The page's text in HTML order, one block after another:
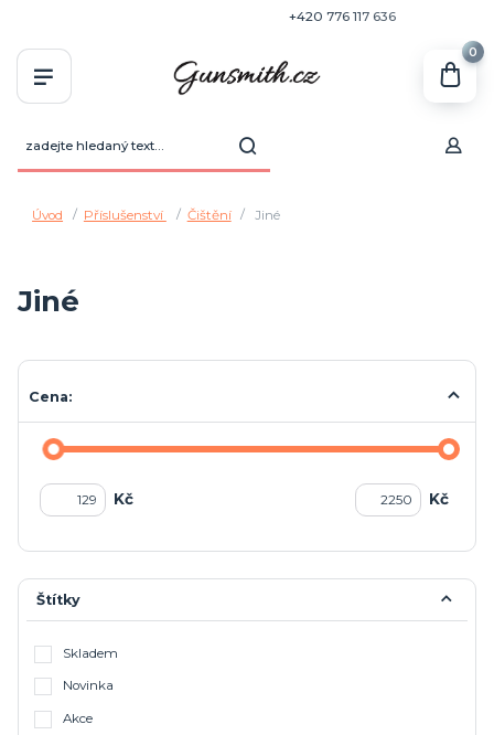
+420 776 117 636
0
Úvod Příslušenství Čištění Jiné
Jiné
Cena:
Kč Kč
Štítky
Skladem
Novinka
Akce